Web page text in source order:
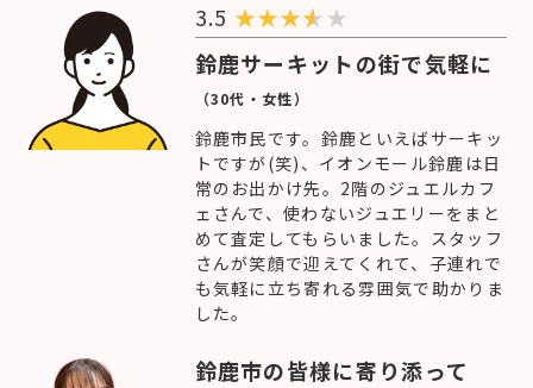
3.5 ★★★
★
鈴鹿サーキットの街で気軽に
（30代・女性）
鈴鹿市民です。鈴鹿といえばサーキッ
トですが(笑)、イオンモール鈴鹿は日
常のお出かけ先。2階のジュエルカフ
ェさんで、使わないジュエリーをまと
めて査定してもらいました。スタッフ
さんが笑顔で迎えてくれて、子連れで
も気軽に立ち寄れる雰囲気で助かりま
した。
鈴鹿市の皆様に寄り添って